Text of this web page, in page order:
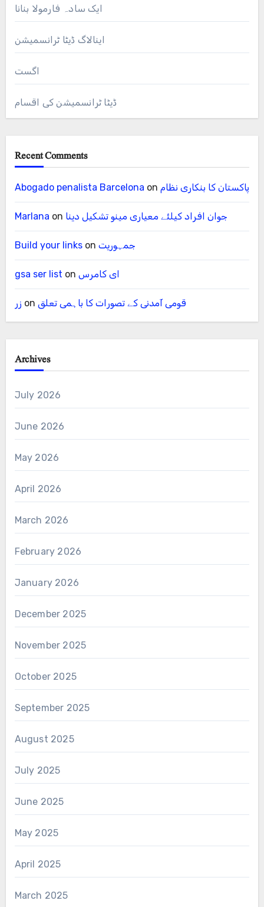
ایک سادہ فارمولا بنانا
اینالاگ ڈیٹا ٹرانسمیشن
اگست
ڈیٹا ٹرانسمیشن کی اقسام
Recent Comments
Abogado penalista Barcelona on پاکستان کا بنکاری نظام
Marlana on جوان افراد کیلئے معیاری مینو تشکیل دینا
Build your linkson جمہوریت
gsa ser list on ای کامرس
زر on قومی آمدنی کے تصورات کا باہمی تعلق
Archives
July 2026
June 2026
May 2026
April 2026
March 2026
February 2026
January 2026
December 2025
November 2025
October 2025
September 2025
August 2025
July 2025
June 2025
May 2025
April 2025
March 2025